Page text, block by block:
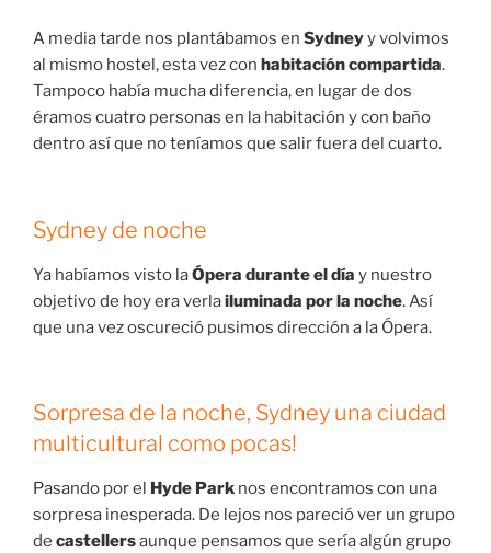
A media tarde nos plantábamos en Sydneyy volvimos
al mismo hostel, esta vez con habitación compartida.
Tampoco había mucha diferencia, en lugar de dos
éramos cuatro personas en la habitación y con baño
dentro así que no teníamos que salir fuera del cuarto.
Sydney de noche
Ya habíamos visto laÓpera durante el día y nuestro
objetivo de hoy era verlailuminada por la noche. Así
que una vez oscureció pusimos dirección a la Ópera.
Sorpresa de la noche, Sydney una ciudad
multicultural como pocas!
Pasando por el Hyde Park nos encontramos con una
sorpresa inesperada. De lejos nos pareció ver un grupo
de castellersaunque pensamos que sería algún grupo